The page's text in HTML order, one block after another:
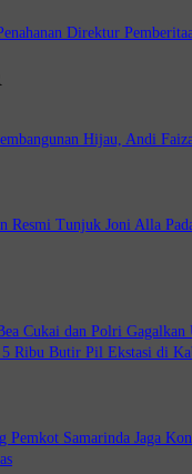
Direktur
Hijau, Andi
Resmi Tunjuk Joni Alla
Cukai dan Polri Gagalkan
Ribu Butir Pil Ekstasi di
Samarinda Jaga